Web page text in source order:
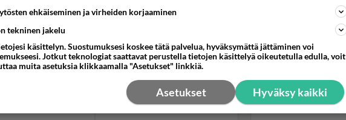
ehkäiseminen ja virheiden korjaaminen
tekninen jakelu
käsittelyn. Suostumuksesi koskee tätä palvelua, hyväksymättä jättäminen voi
Jotkut teknologiat saattavat perustella tietojen käsittelyä oikeutetulla edulla, voit
muita asetuksia klikkaamalla "Asetukset" linkkiä.
Hyväksy kaikki
Asetukset